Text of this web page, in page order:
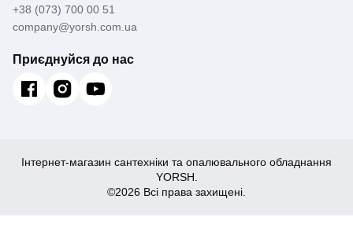
+38 (073) 700 00 51
company@yorsh.com.ua
Приєднуйся до нас
Інтернет-магазин сантехніки та опалювального обладнання
YORSH.
©2026 Всі права захищені.